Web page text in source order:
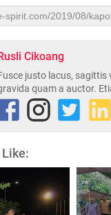
Cikoang
justo lacus, sagittis
quam a auctor.